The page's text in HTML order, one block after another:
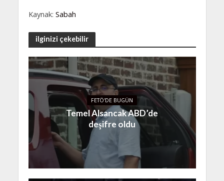
Kaynak: Sabah
ilginizi çekebilir
FETÖ'DE BUGÜN
Temel Alsancak ABD’de
deşifre oldu